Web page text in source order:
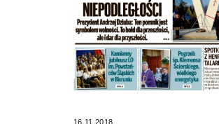
16.11.2018